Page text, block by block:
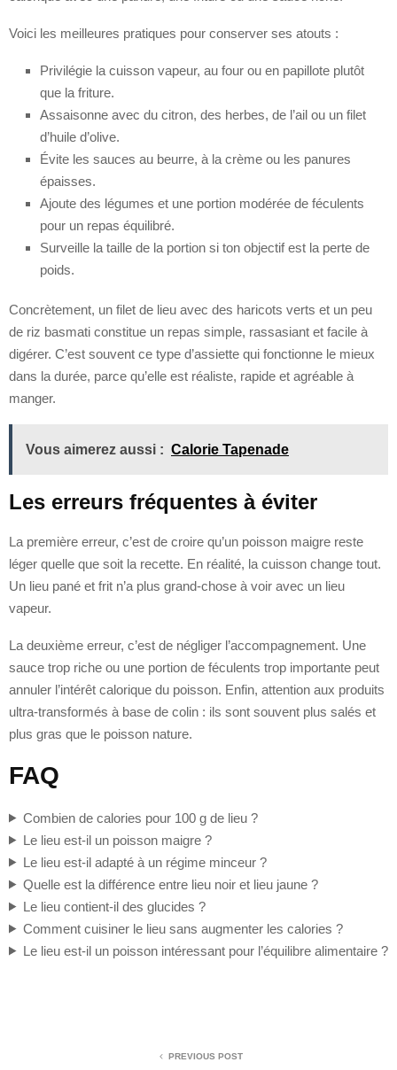
Voici les meilleures pratiques pour conserver ses atouts :
Privilégie la cuisson vapeur, au four ou en papillote plutôt
que la friture.
Assaisonne avec du citron, des herbes, de l’ail ou un filet
d’huile d’olive.
Évite les sauces au beurre, à la crème ou les panures
épaisses.
Ajoute des légumes et une portion modérée de féculents
pour un repas équilibré.
Surveille la taille de la portion si ton objectif est la perte de
poids.
Concrètement, un filet de lieu avec des haricots verts et un peu
de riz basmati constitue un repas simple, rassasiant et facile à
digérer. C’est souvent ce type d’assiette qui fonctionne le mieux
dans la durée, parce qu’elle est réaliste, rapide et agréable à
manger.
Vous aimerez aussi : Calorie Tapenade
Les erreurs fréquentes à éviter
La première erreur, c’est de croire qu’un poisson maigre reste
léger quelle que soit la recette. En réalité, la cuisson change tout.
Un lieu pané et frit n’a plus grand-chose à voir avec un lieu
vapeur.
La deuxième erreur, c’est de négliger l’accompagnement. Une
sauce trop riche ou une portion de féculents trop importante peut
annuler l’intérêt calorique du poisson. Enfin, attention aux produits
ultra-transformés à base de colin : ils sont souvent plus salés et
plus gras que le poisson nature.
FAQ
Combien de calories pour 100 g de lieu ?
Le lieu est-il un poisson maigre ?
Le lieu est-il adapté à un régime minceur ?
Quelle est la différence entre lieu noir et lieu jaune ?
Le lieu contient-il des glucides ?
Comment cuisiner le lieu sans augmenter les calories ?
Le lieu est-il un poisson intéressant pour l’équilibre alimentaire ?
PREVIOUS POST